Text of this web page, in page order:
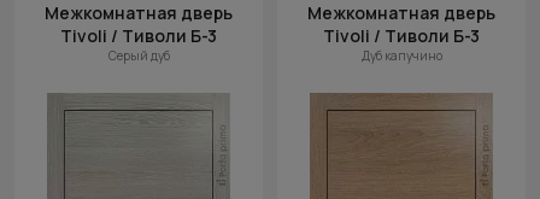
Межкомнатная дверь
Tivoli / Тиволи Б-3
Серый дуб
Межкомнатная дверь
Tivoli / Тиволи Б-3
Дуб капучино